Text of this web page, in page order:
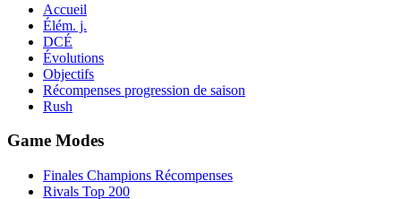
Accueil
Élém. j.
DCÉ
Évolutions
Objectifs
Récompenses progression de saison
Rush
Game Modes
Finales Champions Récompenses
Rivals Top 200